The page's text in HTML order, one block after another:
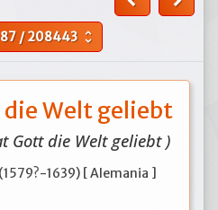
/208443 unfold_more
Welt geliebt
Gott die Welt geliebt )
(1579?-1639) [ Alemania ]